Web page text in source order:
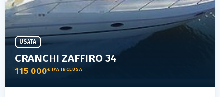
CRANCHI ZAFFIRO 34
115 000€ IVA INCLUSA
USATA